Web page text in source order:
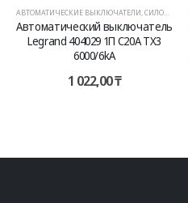
АВТОМАТИЧЕСКИЕ ВЫКЛЮЧАТЕЛИ СИЛОВОЕ ОБОРУДОВАНИЕ
Автоматический выключатель
Legrand 404029 1П C20A TX3
6000/6kA
1 022,00₸